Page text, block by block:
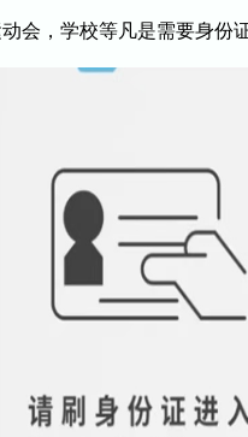
会，学校等凡是需要身份